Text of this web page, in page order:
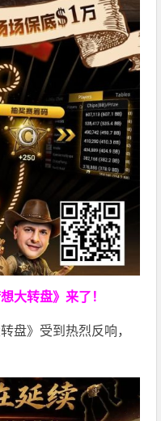
大转盘》来了！
盘》受到热烈反响，